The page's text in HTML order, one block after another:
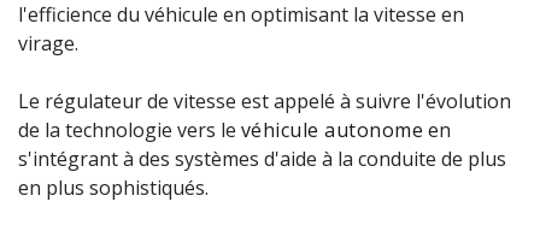
l'efficience du véhicule en optimisant la vitesse en
virage.
Le régulateur de vitesse est appelé à suivre l'évolution
de la technologie vers le véhicule autonome en
s'intégrant à des systèmes d'aide à la conduite de plus
en plus sophistiqués.